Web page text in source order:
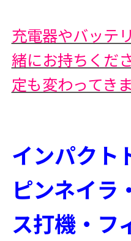
充電器やバッテ
緒にお持ちくだ
定も変わってき
インパクト
ピンネイラ
ス打機・フ